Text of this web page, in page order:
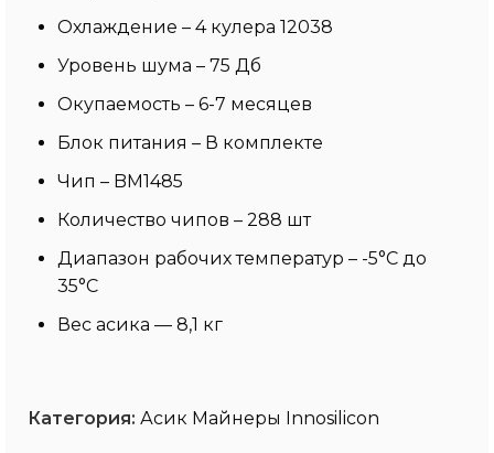
Охлаждение – 4 кулера 12038
Уровень шума – 75 Дб
Окупаемость – 6-7 месяцев
Блок питания – В комплекте
Чип – BM1485
Количество чипов – 288 шт
Диапазон рабочих температур – -5°C до
35°C
Вес асика — 8,1 кг
Категория: Асик Майнеры Innosilicon